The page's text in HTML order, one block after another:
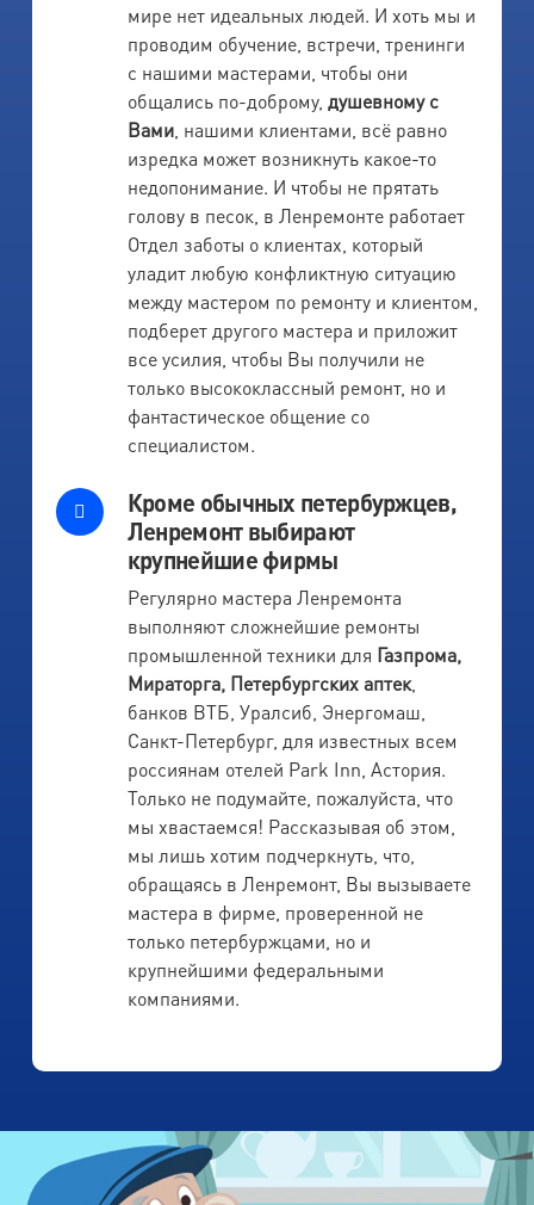
мире нет идеальных людей. И хоть мы и
проводим обучение, встречи, тренинги
с нашими мастерами, чтобы они
общались по-доброму, душевному с
Вами, нашими клиентами, всё равно
изредка может возникнуть какое-то
недопонимание. И чтобы не прятать
голову в песок, в Ленремонте работает
Отдел заботы о клиентах, который
уладит любую конфликтную ситуацию
между мастером по ремонту и клиентом,
подберет другого мастера и приложит
все усилия, чтобы Вы получили не
только высококлассный ремонт, но и
фантастическое общение со
специалистом.
Кроме обычных петербуржцев,
Ленремонт выбирают
крупнейшие фирмы
Регулярно мастера Ленремонта
выполняют сложнейшие ремонты
промышленной техники для Газпрома,
Мираторга, Петербургских аптек,
банков ВТБ, Уралсиб, Энергомаш,
Санкт-Петербург, для известных всем
россиянам отелей Park Inn, Астория.
Только не подумайте, пожалуйста, что
мы хвастаемся! Рассказывая об этом,
мы лишь хотим подчеркнуть, что,
обращаясь в Ленремонт, Вы вызываете
мастера в фирме, проверенной не
только петербуржцами, но и
крупнейшими федеральными
компаниями.